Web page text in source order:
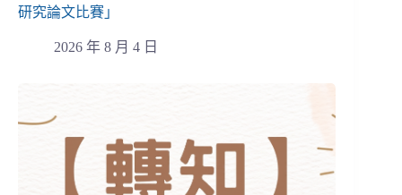
研究論文比賽」
2026 年 8 月 4 日